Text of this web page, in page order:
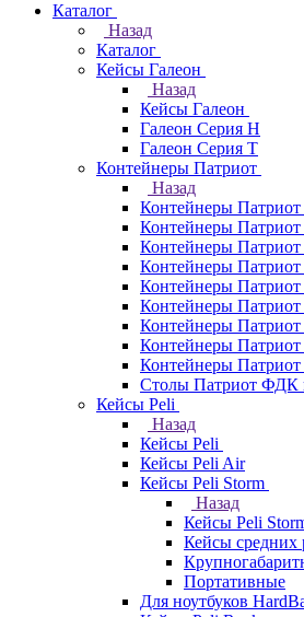
Каталог
Назад
Каталог
Кейсы Галеон
Назад
Кейсы Галеон
Галеон Серия Н
Галеон Серия Т
Контейнеры Патриот
Назад
Контейнеры Патриот
Контейнеры
Контейнеры
Контейнеры
Контейнеры
Контейнеры
Контейнеры
Контейнеры
Контейнеры
Столы Патриот ФДК
Кейсы Peli
Назад
Кейсы Peli
Кейсы Peli Air
Кейсы Peli Storm
Назад
Кейсы Peli
Кейсы средних
Портативные
Для ноутбуков